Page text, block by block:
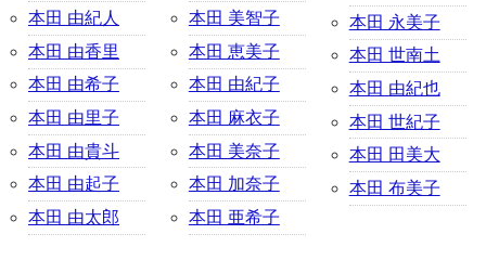
本田 由紀人
本田 由香里
本田 由希子
本田 由里子
本田 由貴斗
本田 由起子
本田 由太郎
本田 美智子
本田 恵美子
本田 由紀子
本田 麻衣子
本田 美奈子
本田 加奈子
本田 亜希子
本田 永美子
本田 世南土
本田 由紀也
本田 世紀子
本田 田美大
本田 布美子